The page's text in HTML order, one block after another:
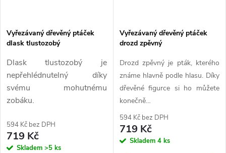
Vyřezávaný dřevěný ptáček
dlask tlustozobý
Dlask tlustozobý je
nepřehlédnutelný díky
svému mohutnému
zobáku.
594 Kč bez DPH
719 Kč
Skladem >5 ks
Vyřezávaný dřevěný ptáček
drozd zpěvný
Drozd zpěvný je pták, kterého
známe hlavně podle hlasu. Díky
dřevěné figurce si ho můžete
konečně…
594 Kč bez DPH
719 Kč
Skladem 4 ks